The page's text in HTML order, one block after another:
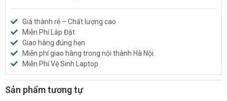
Giá thành rẻ – Chất lượng cao
Miễn Phí Lắp Đặt
Giao hàng đúng hẹn
Miễn phí giao hàng trong nội thành Hà Nội.
Miễn Phí Vệ Sinh Laptop
Sản phẩm tương tự